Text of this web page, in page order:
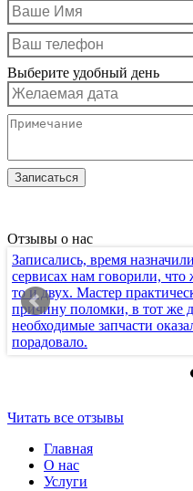
Выберите удобный день
Отзывы о нас
Записались, время
сервисах нам говорили, что
то и двух. Мастер
причину поломки, в тот же
необходимые запчасти
порадовало.
Читать все отзывы
Главная
О нас
Услуги